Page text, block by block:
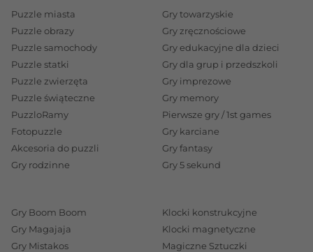
Puzzle miasta
Puzzle obrazy
Puzzle samochody
Puzzle statki
Puzzle zwierzęta
Puzzle świąteczne
PuzzloRamy
Fotopuzzle
Akcesoria do puzzli
Gry rodzinne
Gry towarzyskie
Gry zręcznościowe
Gry edukacyjne dla dzieci
Gry dla grup i przedszkoli
Gry imprezowe
Gry memory
Pierwsze gry / 1st games
Gry karciane
Gry fantasy
Gry 5 sekund
Gry Boom Boom
Gry Magajaja
Gry Mistakos
Klocki konstrukcyjne
Klocki magnetyczne
Magiczne Sztuczki